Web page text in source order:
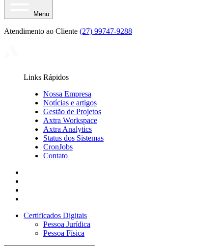
Menu
Atendimento ao Cliente (27) 99747-9288
Links Rápidos
Nossa Empresa
Notícias e artigos
Gestão de Projetos
Axtra Workspace
Axtra Analytics
Status dos Sistemas
CronJobs
Contato
Certificados Digitais
Pessoa Jurídica
Pessoa Física